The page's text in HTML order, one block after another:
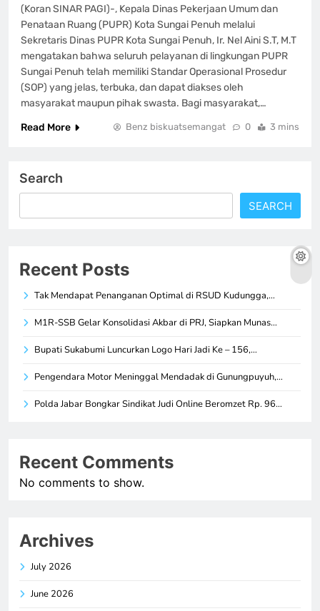
(Koran SINAR PAGI)-, Kepala Dinas Pekerjaan Umum dan
Penataan Ruang (PUPR) Kota Sungai Penuh melalui
Sekretaris Dinas PUPR Kota Sungai Penuh, Ir. Nel Aini S.T, M.T
mengatakan bahwa seluruh pelayanan di lingkungan PUPR
Sungai Penuh telah memiliki Standar Operasional Prosedur
(SOP) yang jelas, terbuka, dan dapat diakses oleh
masyarakat maupun pihak swasta. Bagi masyarakat,…
Read More
Benz biskuatsemangat 0 3 mins
Search
SEARCH
Recent Posts
Tak Mendapat Penanganan Optimal di RSUD Kudungga,…
M1R-SSB Gelar Konsolidasi Akbar di PRJ, Siapkan Munas…
Bupati Sukabumi Luncurkan Logo Hari Jadi Ke – 156,…
Pengendara Motor Meninggal Mendadak di Gunungpuyuh,…
Polda Jabar Bongkar Sindikat Judi Online Beromzet Rp. 96…
Recent Comments
No comments to show.
Archives
July 2026
June 2026